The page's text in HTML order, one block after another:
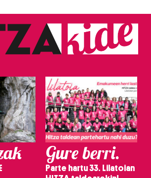
Gure berri.
Parte hartu 33. Lilatoian